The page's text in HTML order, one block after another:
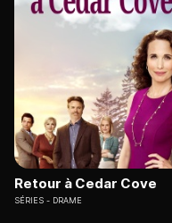
Retour à Cedar Cove
SÉRIES DRAME